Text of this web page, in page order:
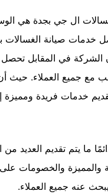
ال جي بجدة هي
صيانة الغسالات
الشركة في المقابل
مع جميع العملاء. حيث
خدمات فريدة ومميزة
ما يتم تقديم العديد
والمميزة والخصومات
عنه جميع العملاء.